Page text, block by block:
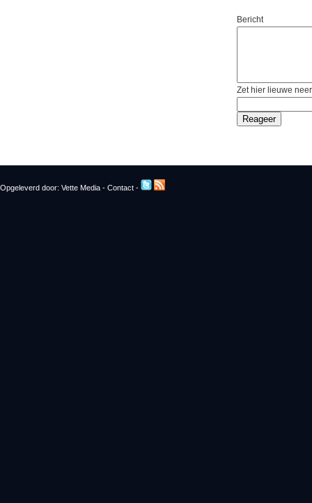
Bericht
Zet hier lieuwe
Opgeleverd door: Vette Media - Contact -